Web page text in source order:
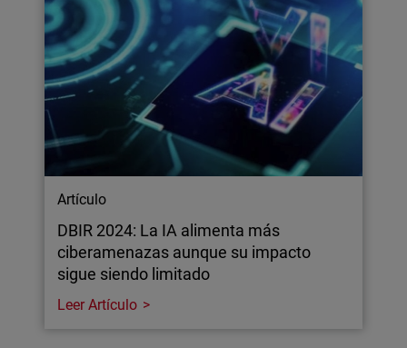
Artículo
DBIR 2024: La IA alimenta más
ciberamenazas aunque su impacto
sigue siendo limitado
Leer Artículo